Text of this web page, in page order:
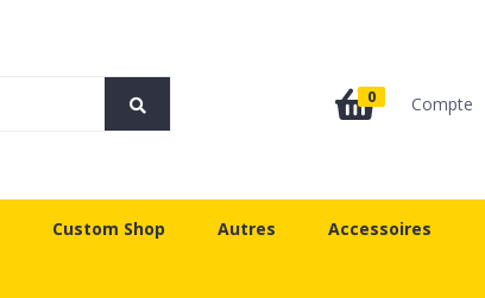
0 Compte
Custom Shop Autres Accessoires